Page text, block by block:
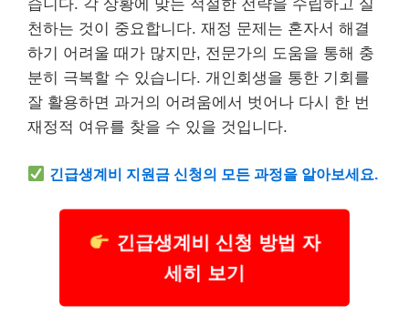
습니다. 각 상황에 맞는 적절한 전략을 수립하고 실
천하는 것이 중요합니다. 재정 문제는 혼자서 해결
하기 어려울 때가 많지만, 전문가의 도움을 통해 충
분히 극복할 수 있습니다. 개인회생을 통한 기회를
잘 활용하면 과거의 어려움에서 벗어나 다시 한 번
재정적 여유를 찾을 수 있을 것입니다.
긴급생계비 지원금 신청의 모든 과정을 알아보세요.
긴급생계비 신청 방법 자
세히 보기